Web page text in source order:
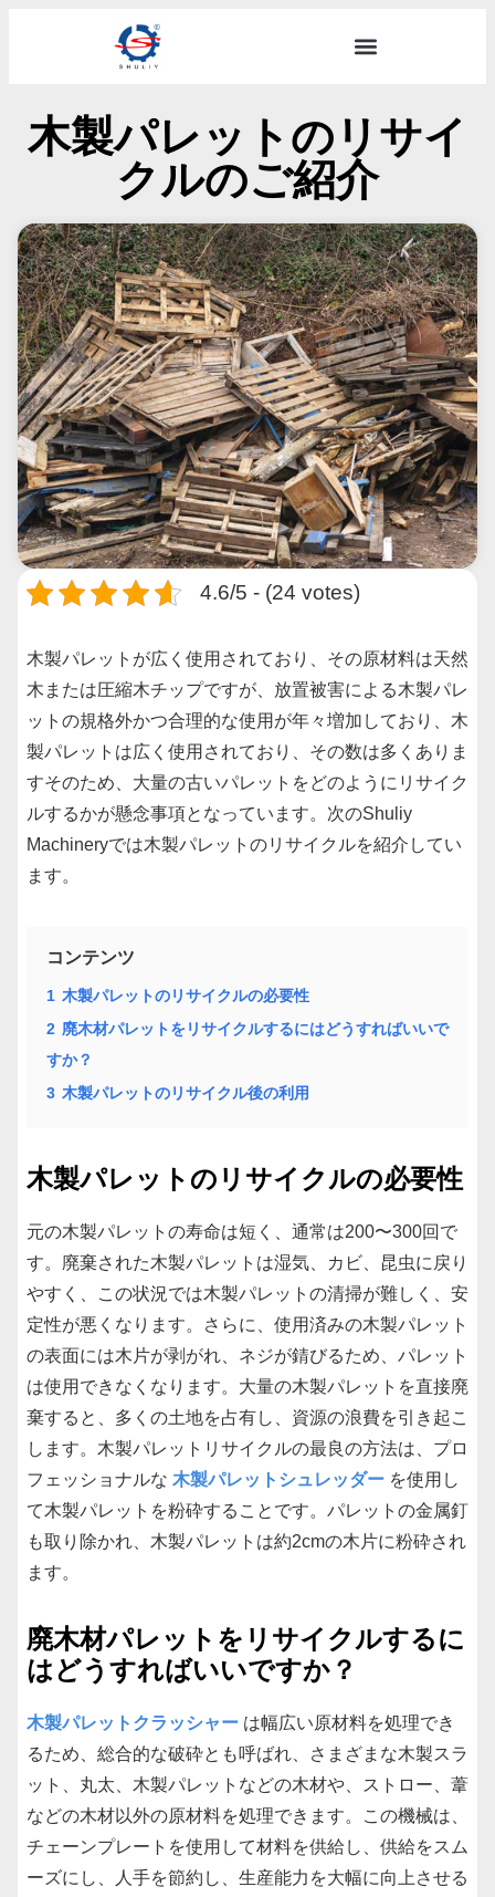
木製パレットのリサイ
クルのご紹介
4.6/5 - (24 votes)
木製パレットが広く使用されており、その原材料は天然
木または圧縮木チップですが、放置被害による木製パレ
ットの規格外かつ合理的な使用が年々増加しており、木
製パレットは広く使用されており、その数は多くありま
すそのため、大量の古いパレットをどのようにリサイク
ルするかが懸念事項となっています。次のShuliy
Machineryでは木製パレットのリサイクルを紹介してい
ます。
コンテンツ
1 木製パレットのリサイクルの必要性
2 廃木材パレットをリサイクルするにはどうすればいいで
すか？
3 木製パレットのリサイクル後の利用
木製パレットのリサイクルの必要性
元の木製パレットの寿命は短く、通常は200〜300回で
す。廃棄された木製パレットは湿気、カビ、昆虫に戻り
やすく、この状況では木製パレットの清掃が難しく、安
定性が悪くなります。さらに、使用済みの木製パレット
の表面には木片が剥がれ、ネジが錆びるため、パレット
は使用できなくなります。大量の木製パレットを直接廃
棄すると、多くの土地を占有し、資源の浪費を引き起こ
します。木製パレットリサイクルの最良の方法は、プロ
フェッショナルな 木製パレットシュレッダー を使用し
て木製パレットを粉砕することです。パレットの金属釘
も取り除かれ、木製パレットは約2cmの木片に粉砕され
ます。
廃木材パレットをリサイクルするに
はどうすればいいですか？
木製パレットクラッシャー は幅広い原材料を処理でき
るため、総合的な破砕とも呼ばれ、さまざまな木製スラ
ット、丸太、木製パレットなどの木材や、ストロー、葦
などの木材以外の原材料を処理できます。この機械は、
チェーンプレートを使用して材料を供給し、供給をスム
ーズにし、人手を節約し、生産能力を大幅に向上させる